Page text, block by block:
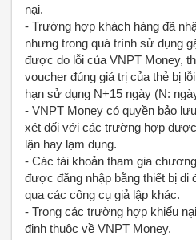
nại.
- Trường hợp khách hàng đã
nhưng trong quá trình sử dụng
được do lỗi của VNPT Money,
voucher đúng giá trị của thẻ bị
hạn sử dụng N+15 ngày (N:
- VNPT Money có quyền bảo
xét đối với các trường hợp
lận hay lạm dụng.
- Các tài khoản tham gia
được đăng nhập bằng thiết bị di
qua các công cụ giả lập khác.
- Trong các trường hợp khiếu
định thuộc về VNPT Money.